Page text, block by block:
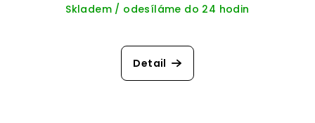
Skladem / odesíláme do 24 hodin
Detail